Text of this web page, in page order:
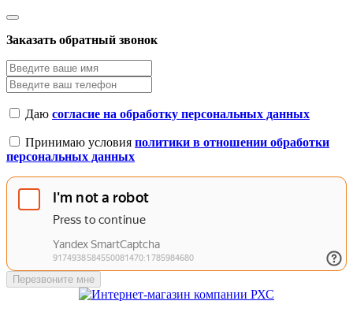
Заказать обратный звонок
Даю согласие на обработку персональных данных
Принимаю условия политики в отношении обработки
персональных данных
Перезвоните мне